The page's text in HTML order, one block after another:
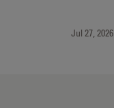
Jul 27, 2026